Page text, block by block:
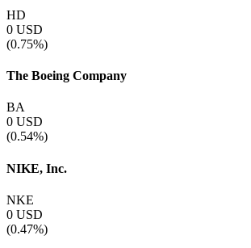
HD
0 USD
(0.75%)
The Boeing Company
BA
0 USD
(0.54%)
NIKE, Inc.
NKE
0 USD
(0.47%)